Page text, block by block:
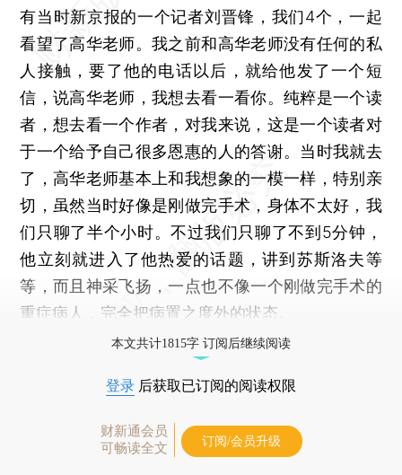
有当时新京报的一个记者刘晋锋，我们4个，一起
看望了高华老师。我之前和高华老师没有任何的私
人接触，要了他的电话以后，就给他发了一个短
信，说高华老师，我想去看一看你。纯粹是一个读
者，想去看一个作者，对我来说，这是一个读者对
于一个给予自己很多恩惠的人的答谢。当时我就去
了，高华老师基本上和我想象的一模一样，特别亲
切，虽然当时好像是刚做完手术，身体不太好，我
们只聊了半个小时。不过我们只聊了不到5分钟，
他立刻就进入了他热爱的话题，讲到苏斯洛夫等
等，而且神采飞扬，一点也不像一个刚做完手术的
重症病人，完全把病置之度外的状态。
本文共计1815字 订阅后继续阅读
登录 后获取已订阅的阅读权限
财新通会员
可畅读全文
订阅/会员升级